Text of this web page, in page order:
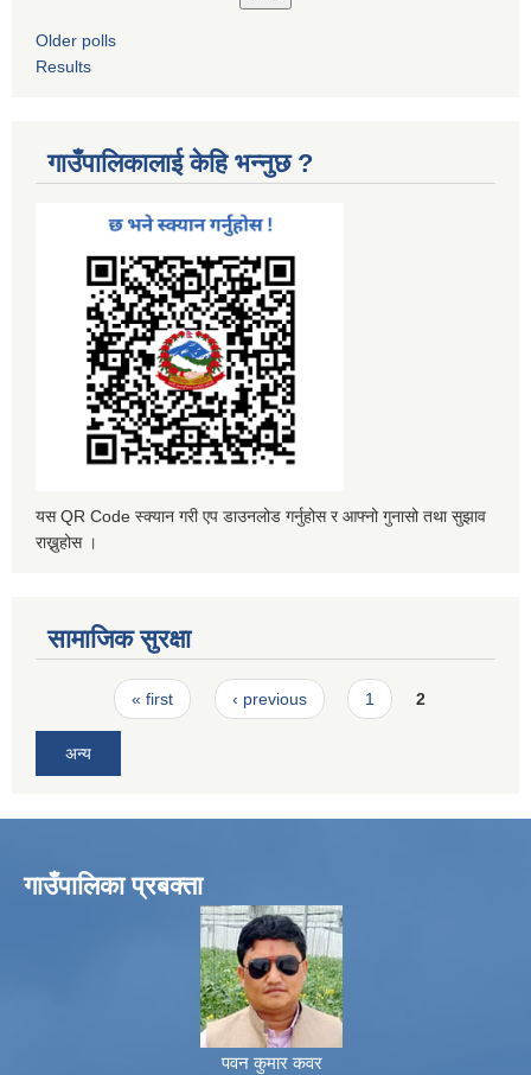
Older polls
Results
गाउँपालिकालाई केहि भन्नुछ ?
यस QR Code स्क्यान गरी एप डाउनलोड गर्नुहोस र आफ्नो गुनासो तथा सुझाव
राख्नुहोस ।
सामाजिक सुरक्षा
Pages« first ‹ previous 1 2
अन्य
गाउँपालिका प्रबक्ता
पवन कुमार कवर